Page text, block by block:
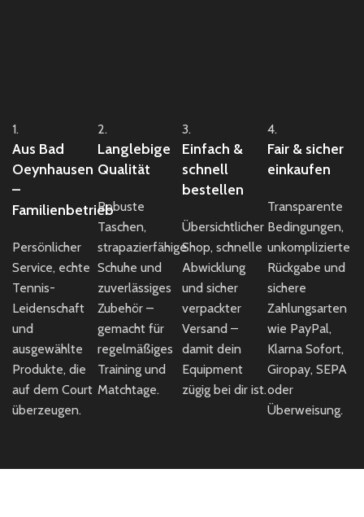
1.
Aus Bad
Oeynhausen
–
Familienbetrieb
Persönlicher
Service, echte
Tennis-
Leidenschaft
und
ausgewählte
Produkte, die
auf dem Court
überzeugen.
2.
Langlebige
Qualität
Robuste
Taschen,
strapazierfähige
Schuhe und
zuverlässiges
Zubehör –
gemacht für
regelmäßiges
Training und
Matchtage.
3.
Einfach &
schnell
bestellen
Übersichtlicher
Shop, schnelle
Abwicklung
und sicher
verpackter
Versand –
damit dein
Equipment
zügig bei dir ist.
4.
Fair & sicher
einkaufen
Transparente
Bedingungen,
unkomplizierte
Rückgabe und
sichere
Zahlungsarten
wie PayPal,
Klarna Sofort,
Giropay, SEPA
oder
Überweisung.